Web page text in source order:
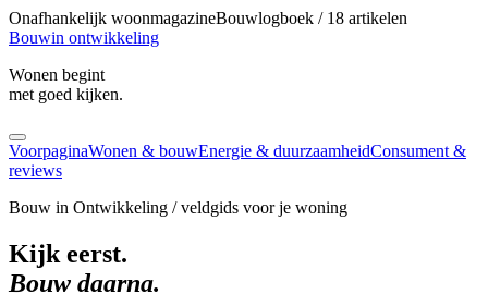
Onafhankelijk woonmagazineBouwlogboek / 18 artikelen
Bouwin ontwikkeling
Wonen begint
met goed kijken.
VoorpaginaWonen & bouwEnergie & duurzaamheidConsument &
reviews
Bouw in Ontwikkeling / veldgids voor je woning
Kijk eerst.
Bouw daarna.